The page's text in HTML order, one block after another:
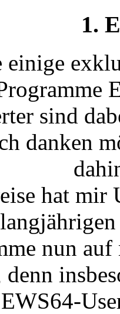
1.
einige
sind
danken
hat mir
nun
denn
EWS64-